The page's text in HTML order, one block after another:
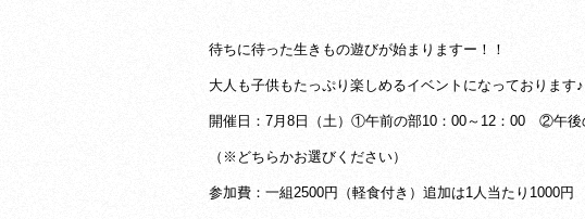
待ちに待った生きもの遊びが始まりますー！！
大人も子供もたっぷり楽しめるイベントになっております♪
開催日：7月8日（土）①午前の部10：00～12：00 ②午後
（※どちらかお選びください）
参加費：一組2500円（軽食付き）追加は1人当たり1000円